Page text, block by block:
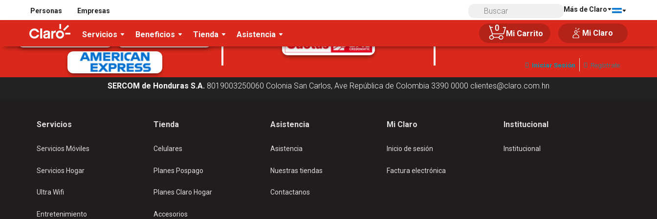
Personas Empresas Más de Claro
Servicios Beneficios Tienda Asistencia
0
Mi Carrito Mi Claro
Iniciar Sesión Regístrate
Tarjetas de crédito/débito aceptadas
Compra 100% segura
SERCOM de Honduras S.A. 8019003250060 Colonia San Carlos, Ave República de Colombia 3390 0000 clientes@claro.com.hn
Servicios
Servicios Móviles
Servicios Hogar
Ultra Wifi
Entretenimiento
Tienda
Celulares
Planes Pospago
Planes Claro Hogar
Accesorios
Asistencia
Asistencia
Nuestras tiendas
Contactanos
Mi Claro
Inicio de sesión
Factura electrónica
Institucional
Institucional